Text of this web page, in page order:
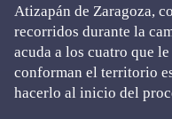
Atizapán de Zaragoza,
recorridos durante la
acuda a los cuatro que
conforman el territorio
hacerlo al inicio del